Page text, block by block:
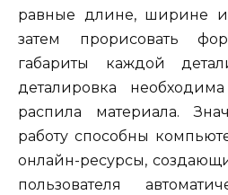
равные длине, ширине и
затем прорисовать
габариты каждой
деталировка
распила материала.
работу способны
онлайн-ресурсы,
пользователя